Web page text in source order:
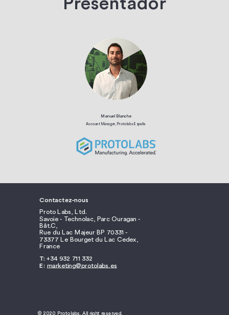
© 2020 Protolabs. All right reserved.
Contactez-nous
Proto Labs, Ltd.
Savoie - Technolac, Parc Ouragan -
Bât.C,
Rue du Lac Majeur BP 70331 -
73377 Le Bourget du Lac Cedex,
France
T: +34 932 711 332
E: marketing@protolabs.es
Manuel Blanche
Account Manager, Protolabs España